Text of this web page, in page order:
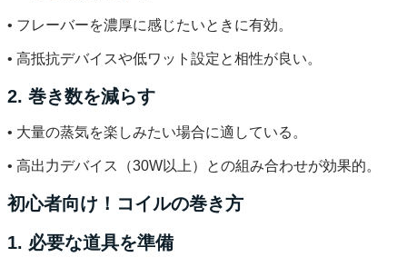
• フレーバーを濃厚に感じたいときに有効。
• 高抵抗デバイスや低ワット設定と相性が良い。
2. 巻き数を減らす
• 大量の蒸気を楽しみたい場合に適している。
• 高出力デバイス（30W以上）との組み合わせが効果的。
初心者向け！コイルの巻き方
1. 必要な道具を準備